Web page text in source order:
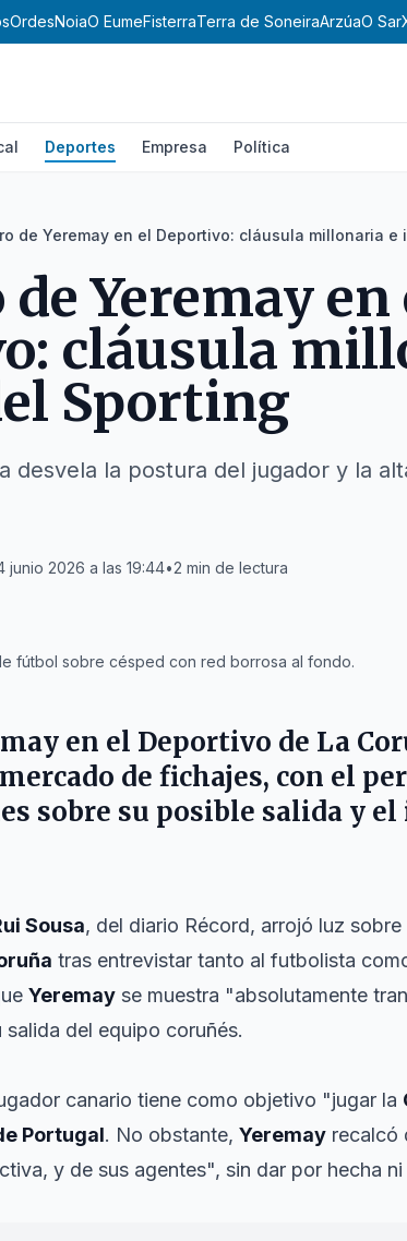
OrdesNoiaO EumeFisterraTerra de SoneiraArzúaO Sar
Deportes Empresa Política
de Yeremay en el Deportivo: cláusula millonaria e
Yeremay en
cláusula
Sporting
desvela la postura del jugador y la
junio 2026 a las 19:44•2 min de lectura
fútbol sobre césped con red borrosa al fondo.
en el Deportivo de La
de fichajes, con el
sobre su posible salida y
Sousa, del diario Récord, arrojó luz
tras entrevistar tanto al futbolista
Yeremay se muestra "absolutamente
del equipo coruñés.
canario tiene como objetivo "jugar la
Portugal. No obstante, Yeremay recalcó
y de sus agentes", sin dar por hecha